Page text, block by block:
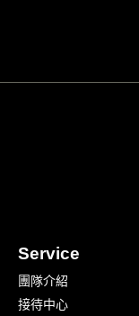
Service
團隊介紹
接待中心